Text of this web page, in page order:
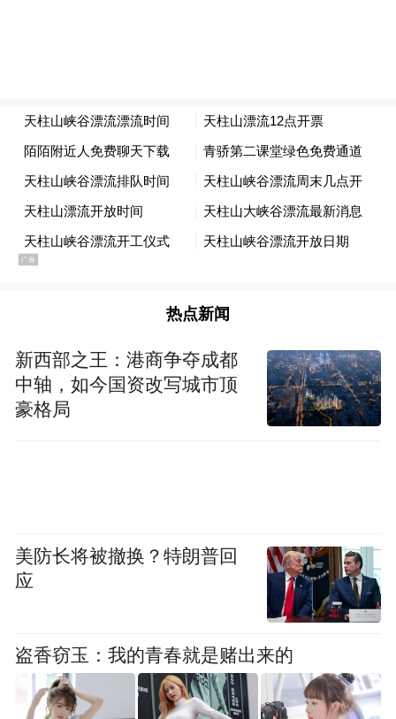
潜山市委常委、天柱山管委会副主任舒寒冰
潜山市委常委、天柱山管委会副主任舒寒冰
天独厚的生态山水资源，始终深耕文旅融合
旅业态、激活全域旅游的重要抓手。当地将
持续依托山水优势，做优文旅产品、提升服
务品质，全力推动漂流产业及全域文旅高质
热点新闻
新西部之王：港商争夺成都
中轴，如今国资改写城市顶
豪格局
美防长将被撤换？特朗普回
应
盗香窃玉：我的青春就是赌出来的